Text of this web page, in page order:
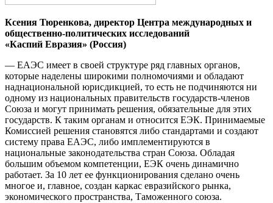
Ксения Тюренкова, директор Центра международных и
общественно-политических исследований
«Каспий Евразия» (Россия)
— ЕАЭС имеет в своей структуре ряд главных органов,
которые наделены широкими полномочиями и обладают
наднациональной юрисдикцией, то есть не подчиняются ни
одному из национальных правительств государств-членов
Союза и могут принимать решения, обязательные для этих
государств. К таким органам и относится ЕЭК. Принимаемые
Комиссией решения становятся либо стандартами и создают
систему права ЕАЭС, либо имплементируются в
национальные законодательства стран Союза. Обладая
большим объемом компетенции, ЕЭК очень динамично
работает. За 10 лет ее функционирования сделано очень
многое и, главное, создан каркас евразийского рынка,
экономического пространства, Таможенного союза.